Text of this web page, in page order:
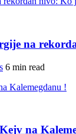
na
6 min read
na